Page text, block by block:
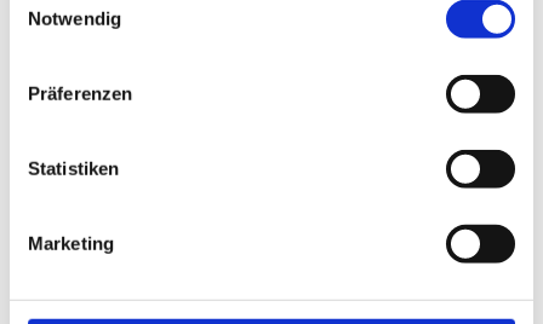
Notwendig
Präferenzen
Statistiken
Marketing